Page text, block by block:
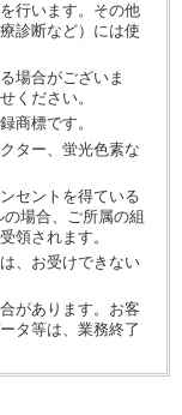
行います。その他
診断など）には使
場合がございま
ください。
商標です。
ター、蛍光色素な
セントを得ている
場合、ご所属の組
領されます。
、お受けできない
があります。お客
タ等は、業務終了